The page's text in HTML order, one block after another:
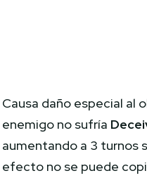
Causa daño especial al
enemigo no sufría
aumentando a 3 turnos
efecto no se puede